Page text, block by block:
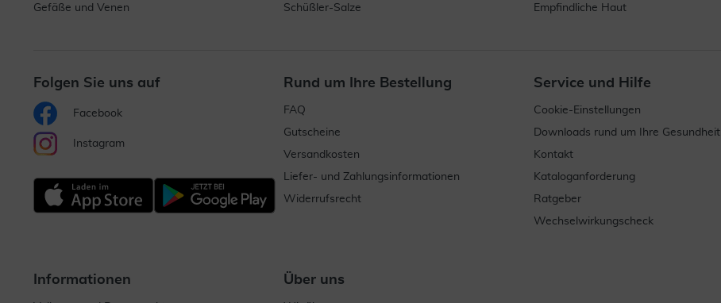
Gefäße und Venen
Schüßler-Salze
Empfindliche Haut
Folgen Sie uns auf
Facebook
Instagram
Rund um Ihre Bestellung
FAQ
Gutscheine
Versandkosten
Liefer- und Zahlungsinformationen
Widerrufsrecht
Service und Hilfe
Cookie-Einstellungen
Downloads rund um Ihre Gesundheit
Kontakt
Kataloganforderung
Ratgeber
Wechselwirkungscheck
Informationen Über uns